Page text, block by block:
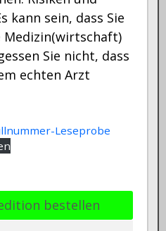
kann sein, dass Sie
Medizin(wirtschaft)
Sie nicht, dass
echten Arzt
Leseprobe
bestellen